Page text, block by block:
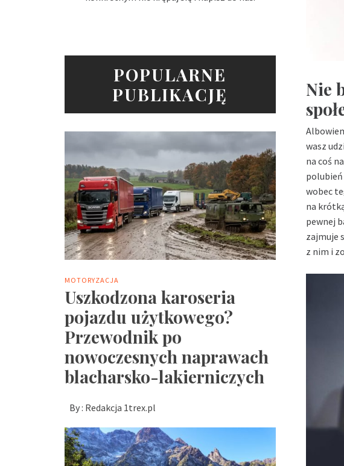
Nie
wasz
na coś
polubień
wobec
na
pewnej
zajmuje
z nim i
POPULARNE
PUBLIKACJĘ
MOTORYZACJA
Uszkodzona karoseria
pojazdu użytkowego?
Przewodnik po
nowoczesnych naprawach
blacharsko-lakierniczych
By : Redakcja 1trex.pl